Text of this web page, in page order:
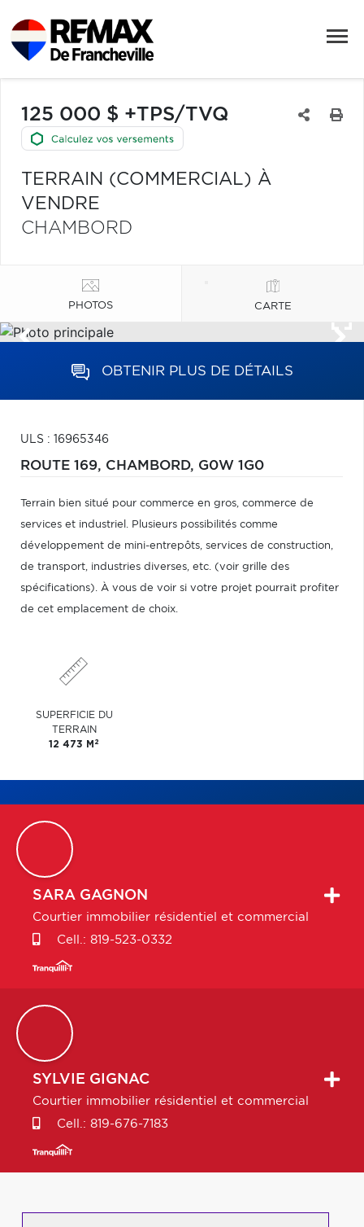
125 000 $ +TPS/TVQ
TERRAIN (COMMERCIAL) À
VENDRE
CHAMBORD
PHOTOS CARTE
OBTENIR PLUS DE DÉTAILS
ULS : 16965346
ROUTE 169, CHAMBORD, G0W 1G0
Terrain bien situé pour commerce en gros, commerce de
services et industriel. Plusieurs possibilités comme
développement de mini-entrepôts, services de construction,
de transport, industries diverses, etc. (voir grille des
spécifications). À vous de voir si votre projet pourrait profiter
de cet emplacement de choix.
SUPERFICIE DU
TERRAIN
12 473 M 2
SARA GAGNON
Courtier immobilier résidentiel et commercial
Cell.: 819-523-0332
SYLVIE GIGNAC
Courtier immobilier résidentiel et commercial
Cell.: 819-676-7183